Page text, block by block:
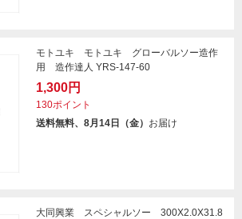
モトユキ モトユキ グローバルソー造作
用 造作達人 YRS-147-60
1,300円
130ポイント
送料無料、8月14日（金） お届け
大同興業 スペシャルソー 300X2.0X31.8